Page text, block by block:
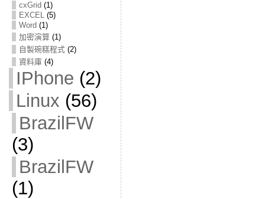
cxGrid (1)
EXCEL(5)
Word (1)
加密演算(1)
自製碗糕程式(2)
資料庫(4)
IPhone (2)
Linux (56)
BrazilFW
(3)
BrazilFW
(1)